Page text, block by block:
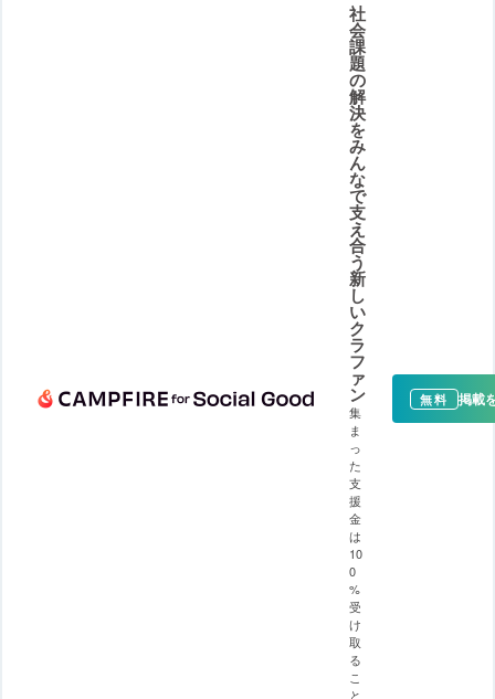
社
会
課
題
の
解
決
を
み
ん
な
で
支
え
合
う
新
し
い
ク
ラ
フ
ァ
ン
集
ま
っ
た
支
援
金
は
10
0
%
受
け
取
る
こ
と
無料 掲載